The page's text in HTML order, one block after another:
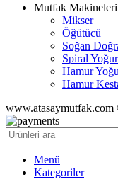
Mutfak Makineleri
Mikser
Öğütücü
Soğan
Spiral
Hamur
Hamur
www.atasaymutfak.com
Menü
Kategoriler